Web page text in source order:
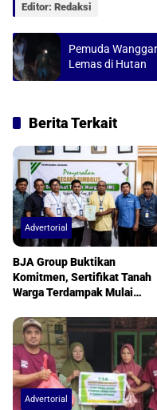
p
k
Editor: Redaksi
Pemuda
Lemas di Hutan
Berita Terkait
Advertorial
BJA Group Buktikan
Komitmen, Sertifikat Tanah
Warga Terdampak Mulai
Advertorial